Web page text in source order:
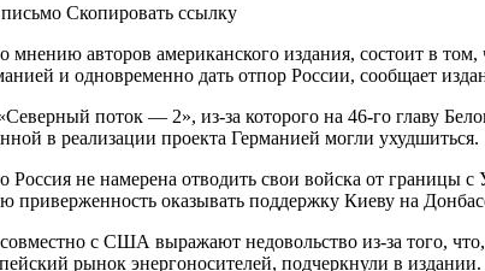
Скопировать ссылку
авторов американского издания, состоит в том,
и одновременно дать отпор России, сообщает
поток — 2», из-за которого на 46-го главу
в реализации проекта Германией могли ухудшиться.
Россия не намерена отводить свои войска от границы
приверженность оказывать поддержку Киеву на
с США выражают недовольство из-за того,
рынок энергоносителей, подчеркнули в издании.